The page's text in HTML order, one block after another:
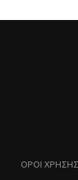
ΌΡΟΙ ΧΡΗΣΗΣ